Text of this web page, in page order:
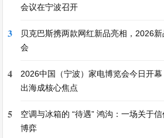
会议在宁波召开
3
贝克巴斯携两款网红新品亮相，2026
会
4
2026中国（宁波）家电博览会今日开
出海成核心焦点
5
空调与冰箱的 “待遇” 鸿沟：一场关于
博弈